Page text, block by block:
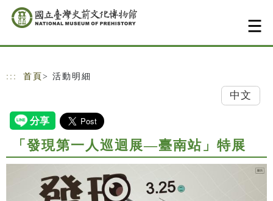
跳到主要內容
網站導覽
::: 首頁 > 活動明細
中文
「發現第一人巡迴展—臺南站」特展